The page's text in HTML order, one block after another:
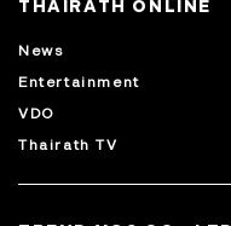
THAIRATH ONLINE
News
Entertainment
VDO
Thairath TV